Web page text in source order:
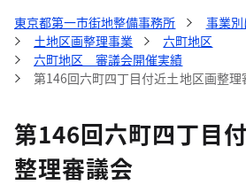
東京都第一市街地整備事務所
事業
土地区画整理事業
六町地区
六町地区 審議会開催実績
第146回六町四丁目付近土地区画整理
第146回六町四丁目
整理審議会